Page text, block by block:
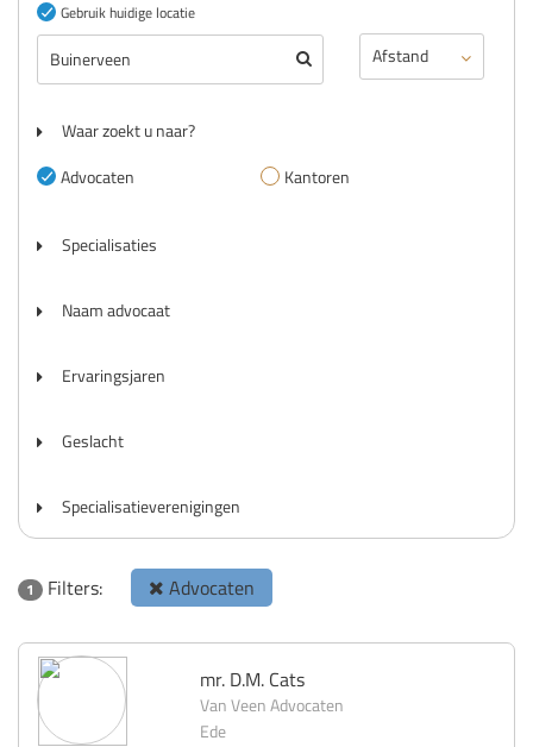
Gebruik huidige locatie
Waar zoekt u naar?
Advocaten
Kantoren
Specialisaties
Naam advocaat
Ervaringsjaren
Geslacht
Specialisatieverenigingen
1 Filters: Advocaten
mr. D.M. Cats
Van Veen Advocaten
Ede